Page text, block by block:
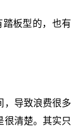
板型的，也有
，导致浪费很多
很清楚。其实只